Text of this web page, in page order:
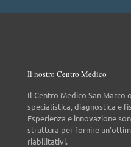
Il nostro Centro Medico
Il Centro Medico San Marco
specialistica, diagnostica e
Esperienza e innovazione
struttura per fornire
riabilitativi.